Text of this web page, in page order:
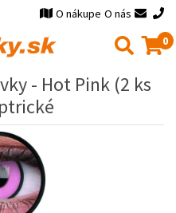
O nákupe O nás
0
- Hot Pink (2 ks